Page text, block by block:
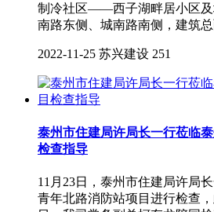
制冷社区——西子湖畔居小区及
南路东侧、城南路南侧，建筑
2022-11-25 苏兴建设 251
泰州市住建局许局长一行莅临
检查指导
11月23日，泰州市住建局许局
青年北路消防站项目进行检查